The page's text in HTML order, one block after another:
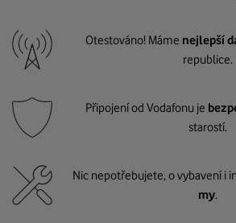
Otestováno! Máme nejlepší
republice.
Připojení od Vodafonu je
starostí.
Nic nepotřebujete, o vybavení i
my.